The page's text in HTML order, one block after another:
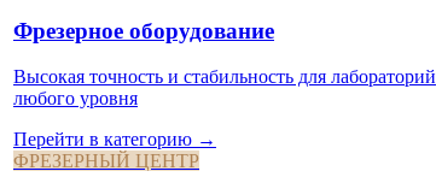
Фрезерное оборудование
Высокая точность и стабильность для лабораторий
любого уровня
Перейти в категорию →
ФРЕЗЕРНЫЙ ЦЕНТР